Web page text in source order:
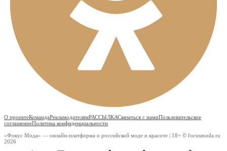
О проектеКомандаРекламодателямРАССЫЛКАСвязаться с намиПользовательское
соглашениеПолитика конфиденциальности
«Фокус Мода» — онлайн-платформа о российской моде и красоте | 18+ © focusmoda.ru
2026